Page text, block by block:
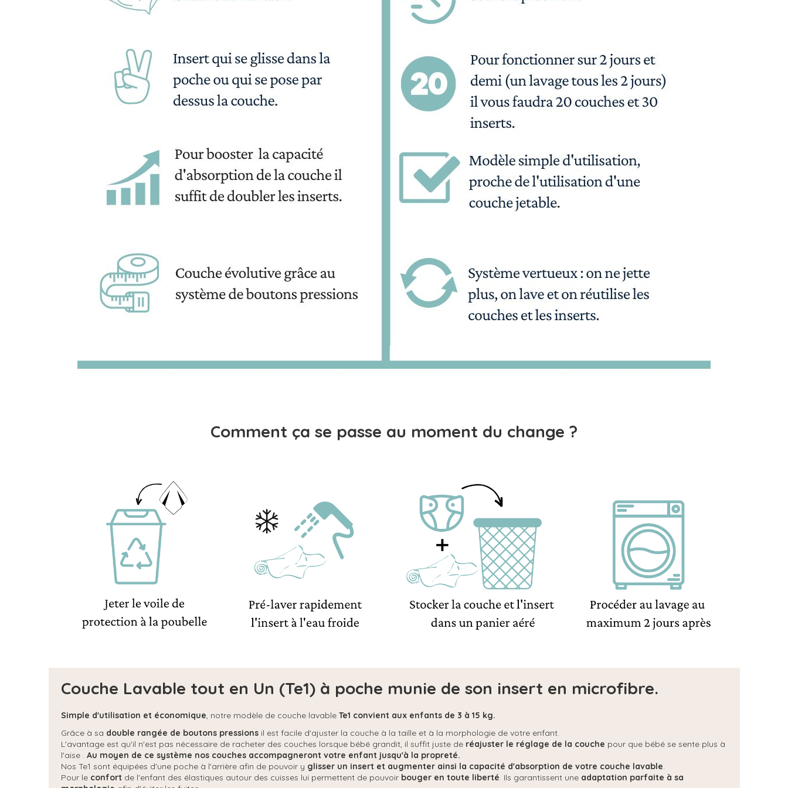
Comment ça se passe au moment du change ?
Couche Lavable tout en Un (Te1) à poche munie de son insert en microfibre.
Simple d'utilisation et économique, notre modèle de couche lavable Te1 convient aux enfants de 3 à 15 kg.
Grâce à sa double rangée de boutons pressionsil est facile d'ajuster la couche à la taille et à la morphologie de votre enfant.
L'avantage est qu'il n'est pas nécessaire de racheter des couches lorsque bébé grandit, il suffit juste de réajuster le réglage de la couche pour que bébé se sente plus à
l'aise . Au moyen de ce système nos couches accompagneront votre enfant jusqu'à la propreté.
Nos Te1 sont équipées d'une poche à l'arrière afin de pouvoir y glisser un insert et augmenter ainsi la capacité d'absorption de votre couche lavable.
Pour le confortde l'enfant des élastiques autour des cuisses lui permettent de pouvoir bouger en toute liberté. Ils garantissent une adaptation parfaite à sa